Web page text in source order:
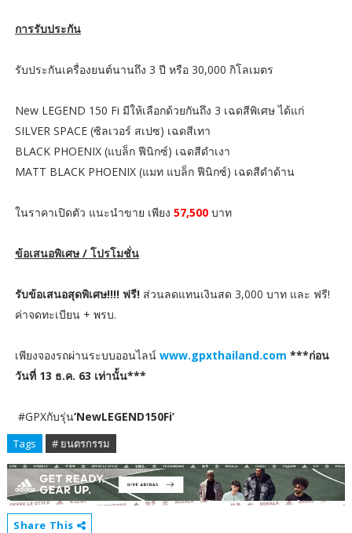
การรับประกัน
รับประกันเครื่องยนต์นานถึง 3 ปี หรือ 30,000 กิโลเมตร
New LEGEND 150 Fi มีให้เลือกด้วยกันถึง 3 เฉดสีพิเศษ ได้แก่
SILVER SPACE (ซิลเวอร์ สเปซ) เฉดสีเทา
BLACK PHOENIX (แบล็ก ฟีนิกซ์) เฉดสีดำเงา
MATT BLACK PHOENIX (แมท แบล็ก ฟีนิกซ์) เฉดสีดำด้าน
ในราคาเปิดตัว แนะนำขาย เพียง 57,500บาท
ข้อเสนอพิเศษ / โปรโมชั่น
รับข้อเสนอสุดพิเศษ!!!! ฟรี! ส่วนลดแทนเงินสด 3,000 บาท และ ฟรี!
ค่าจดทะเบียน + พรบ.
เพียงจองรถผ่านระบบออนไลน์ www.gpxthailand.com ***ก่อน
วันที่ 13 ธ.ค. 63 เท่านั้น***
#GPXกับรุ่น‘NewLEGEND150Fi’
Tags # ยนตรกรรม
Share This